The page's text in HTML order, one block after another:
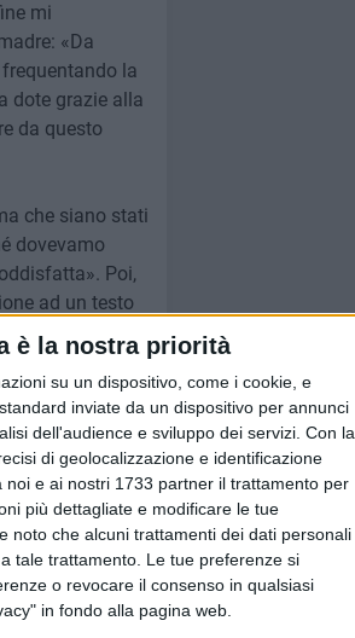
è la nostra priorità
su un dispositivo, come i cookie, e
inviate da un dispositivo per annunci
dell'audience e sviluppo dei servizi. Con la
di geolocalizzazione e identificazione
e ai nostri 1733 partner il trattamento per
più dettagliate e modificare le tue
noto che alcuni trattamenti dei dati personali
tale trattamento. Le tue preferenze si
o revocare il consenso in qualsiasi
in fondo alla pagina web.
mi
«Da
la
dote grazie alla
da questo
che siano stati
dovevamo
Poi,
ad un testo
si sono
di "Tosse" mi è
e papà
e facendo
si dice
stati molto
di essere in
scuola di